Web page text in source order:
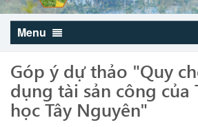
Menu
Góp ý dự thảo "Quy
dụng tài sản công của
học Tây Nguyên"